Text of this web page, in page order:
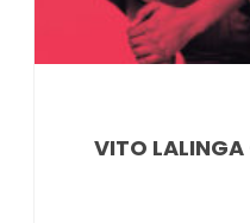
VITO